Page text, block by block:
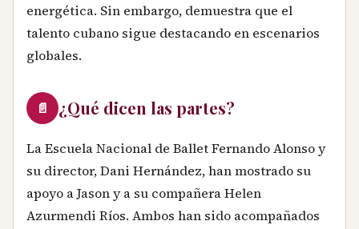
energética. Sin embargo, demuestra que el
talento cubano sigue destacando en escenarios
globales.
📄 ¿Qué dicen las partes?
La Escuela Nacional de Ballet Fernando Alonso y
su director, Dani Hernández, han mostrado su
apoyo a Jason y a su compañera Helen
Azurmendi Ríos. Ambos han sido acompañados